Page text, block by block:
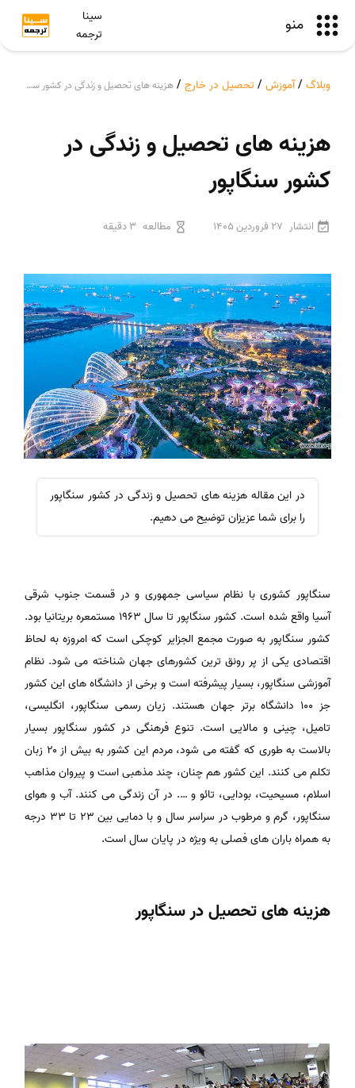
منو
سینا
ترجمه
وبلاگ /آموزش / تحصیل در خارج / هزینه های تحصیل و زندگی در کشور سنگاپور
هزینه های تحصیل و زندگی در
کشور سنگاپور
انتشار 27 فروردین 1405 مطالعه 3 دقیقه
در این مقاله هزینه های تحصیل و زندگی در کشور سنگاپور
را برای شما عزیزان توضیح می دهیم.
سنگاپور کشوری با نظام سیاسی جمهوری و در قسمت جنوب شرقی
آسیا واقع شده است. کشور سنگاپور تا سال ۱۹۶۳ مستمعره بریتانیا بود.
کشور سنگاپور به صورت مجمع الجزایر کوچکی است که امروزه به لحاظ
اقتصادی یکی از پر رونق ترین کشورهای جهان شناخته می شود. نظام
آموزشی سنگاپور، بسیار پیشرفته است و برخی از دانشگاه های این کشور
جز ۱۰۰ دانشگاه برتر جهان هستند. زیان رسمی سنگاپور، انگلیسی،
تامیل، چینی و مالایی است. تنوع فرهنگی در کشور سنگاپور بسیار
بالاست به طوری که گفته می شود، مردم این کشور به بیش از ۲۰ زبان
تکلم می کنند. این کشور هم چنان، چند مذهبی است و پیروان مذاهب
اسلام، مسیحیت، بودایی، تائو و …. در آن زندگی می کنند. آب و هوای
سنگاپور، گرم و مرطوب در سراسر سال و با دمایی بین ۲۳ تا ۳۳ درجه
به همراه باران های فصلی به ویژه در پایان سال است.
هزینه های تحصیل در سنگاپور